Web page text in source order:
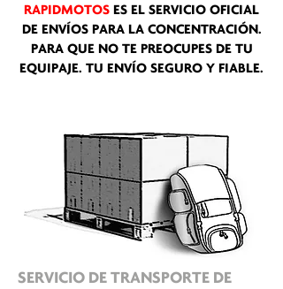
RAPIDMOTOS ES EL SERVICIO OFICIAL
DE ENVÍOS PARA LA CONCENTRACIÓN.
PARA QUE NO TE PREOCUPES DE TU
EQUIPAJE. TU ENVÍO SEGURO Y FIABLE.
SERVICIO DE TRANSPORTE DE